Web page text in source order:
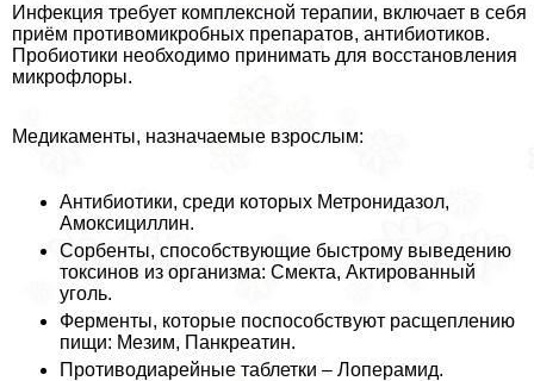
Инфекция требует комплексной терапии, включает в себя
приём противомикробных препаратов, антибиотиков.
Пробиотики необходимо принимать для восстановления
микрофлоры.
Медикаменты, назначаемые взрослым:
Антибиотики, среди которых Метронидазол,
Амоксициллин.
Сорбенты, способствующие быстрому выведению
токсинов из организма: Смекта, Актированный
уголь.
Ферменты, которые поспособствуют расщеплению
пищи: Мезим, Панкреатин.
Противодиарейные таблетки – Лоперамид.